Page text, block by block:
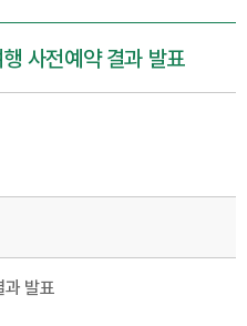
사전예약 결과 발표
과 발표